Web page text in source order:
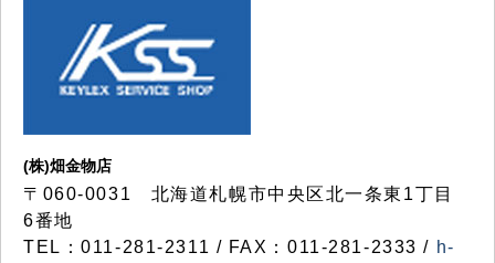
(株)畑金物店
〒060-0031 北海道札幌市中央区北一条東1丁目
6番地
TEL：011-281-2311 / FAX：011-281-2333 / h-